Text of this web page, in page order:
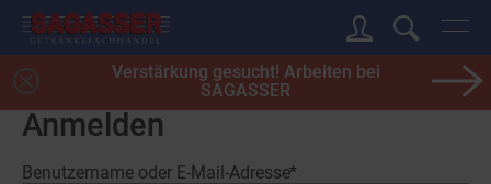
Verstärkung gesucht! Arbeiten bei
SAGASSER
Anmelden
Benutzername oder E-Mail-Adresse*Erforderlich